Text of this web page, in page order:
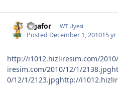
Ligafor WT Uyesi
Posted December 1, 201015 yr
http://i1012.hizliresim.com/
iresim.com/2010/12/1/2138.jpg
0/12/1/2123.jpghttp://